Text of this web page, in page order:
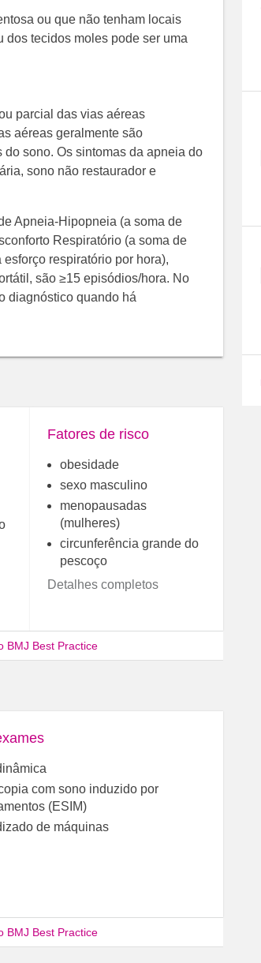
ou que não tenham locais
dos tecidos moles pode ser uma
parcial das vias aéreas
aéreas geralmente são
sono. Os sintomas da apneia do
sono não restaurador e
Apneia-Hipopneia (a soma de
Respiratório (a soma de
respiratório por hora),
são ≥15 episódios/hora. No
diagnóstico quando há
Fatores de risco
obesidade
sexo masculino
menopausadas
(mulheres)
circunferência grande do
pescoço
Detalhes completos
BMJ Best Practice
com sono induzido por
(ESIM)
de máquinas
BMJ Best Practice